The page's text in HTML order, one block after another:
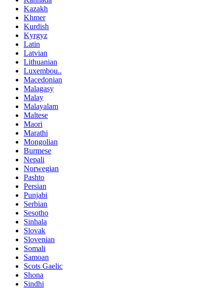
Kazakh
Khmer
Kurdish
Kyrgyz
Latin
Latvian
Lithuanian
Luxembou..
Macedonian
Malagasy
Malay
Malayalam
Maltese
Maori
Marathi
Mongolian
Burmese
Nepali
Norwegian
Pashto
Persian
Punjabi
Serbian
Sesotho
Sinhala
Slovak
Slovenian
Somali
Samoan
Scots Gaelic
Shona
Sindhi